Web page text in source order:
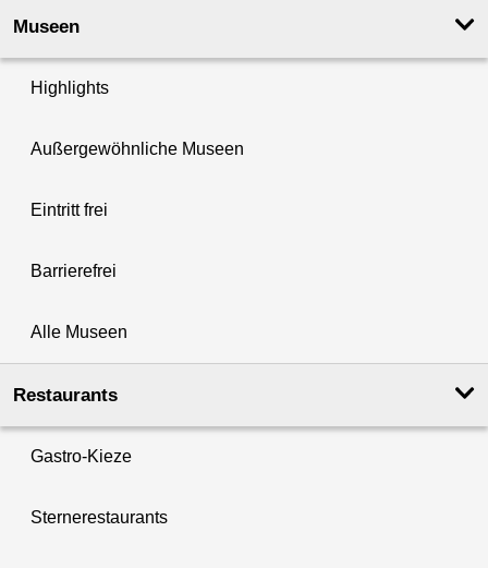
Museen
Highlights
Außergewöhnliche Museen
Eintritt frei
Barrierefrei
Alle Museen
Restaurants
Gastro-Kieze
Sternerestaurants